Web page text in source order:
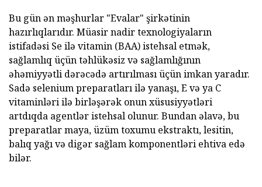
Bu gün ən məşhurlar "Evalar" şirkətinin
hazırlıqlarıdır. Müasir nadir texnologiyaların
istifadəsi Se ilə vitamin (BAA) istehsal etmək,
sağlamlıq üçün təhlükəsiz və sağlamlığının
əhəmiyyətli dərəcədə artırılması üçün imkan yaradır.
Sadə selenium preparatları ilə yanaşı, E və ya C
vitaminləri ilə birləşərək onun xüsusiyyətləri
artdıqda agentlər istehsal olunur. Bundan əlavə, bu
preparatlar maya, üzüm toxumu ekstraktı, lesitin,
balıq yağı və digər sağlam komponentləri ehtiva edə
bilər.